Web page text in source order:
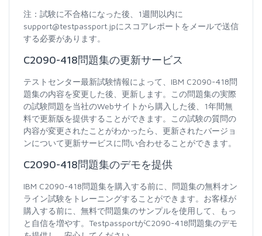
注：試験に不合格になった後、1週間以内に
support@testpassport.jpにスコアレポートをメールで送信
する必要があります。
C2090-418問題集の更新サービス
テストセンター最新試験情報によって、IBM C2090-418問
題集の内容を変更した後、更新します。この問題集の実際
の試験問題を当社のWebサイトから購入した後、1年間無
料で更新版を提供することができます。この試験の質問の
内容が変更されたことがわかったら、更新されたバージョ
ンについて更新サービスに問い合わせることができます。
C2090-418問題集のデモを提供
IBM C2090-418問題集を購入する前に、問題集の無料オン
ライン試験をトレーニングすることができます。お客様が
購入する前に、無料で問題集のサンプルを使用して、もっ
と自信を増やす。TestpassportがC2090-418問題集のデモ